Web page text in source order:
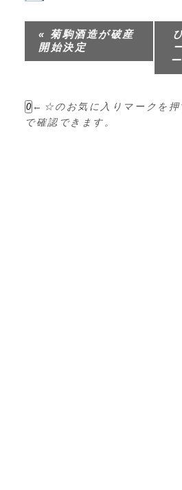
ベ
ン
ト
ゲ
« 菊駒酒造が破産
開始決定
0 ←☆のお気に入りマークを押
で確認できます。